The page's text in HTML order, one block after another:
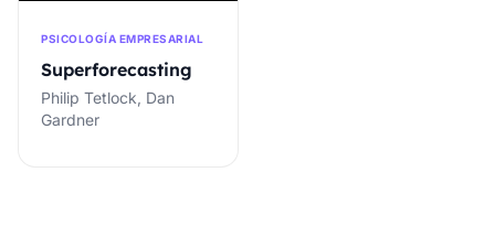
PSICOLOGÍA EMPRESARIAL
Superforecasting
Philip Tetlock, Dan
Gardner